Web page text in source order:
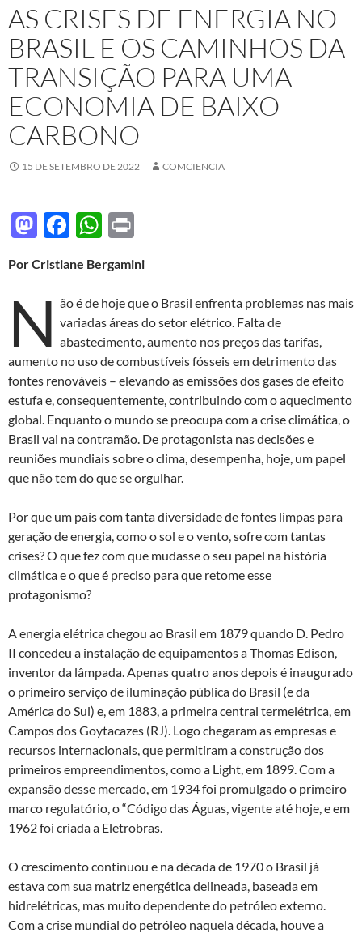
AS CRISES DE ENERGIA NO
BRASIL E OS CAMINHOS DA
TRANSIÇÃO PARA UMA
ECONOMIA DE BAIXO
CARBONO
15 DE SETEMBRO DE 2022 COMCIENCIA
M
to
d
o
n
F
e
b
o
o
k
W
at
s
A
p
p
nt
Por Cristiane Bergamini
N ão é de hoje que o Brasil enfrenta problemas nas mais
variadas áreas do setor elétrico. Falta de
abastecimento, aumento nos preços das tarifas,
aumento no uso de combustíveis fósseis em detrimento das
fontes renováveis – elevando as emissões dos gases de efeito
estufa e, consequentemente, contribuindo com o aquecimento
global. Enquanto o mundo se preocupa com a crise climática, o
Brasil vai na contramão. De protagonista nas decisões e
reuniões mundiais sobre o clima, desempenha, hoje, um papel
que não tem do que se orgulhar.
Por que um país com tanta diversidade de fontes limpas para
geração de energia, como o sol e o vento, sofre com tantas
crises? O que fez com que mudasse o seu papel na história
climática e o que é preciso para que retome esse
protagonismo?
A energia elétrica chegou ao Brasil em 1879 quando D. Pedro
II concedeu a instalação de equipamentos a Thomas Edison,
inventor da lâmpada. Apenas quatro anos depois é inaugurado
o primeiro serviço de iluminação pública do Brasil (e da
América do Sul) e, em 1883, a primeira central termelétrica, em
Campos dos Goytacazes (RJ). Logo chegaram as empresas e
recursos internacionais, que permitiram a construção dos
primeiros empreendimentos, como a Light, em 1899. Com a
expansão desse mercado, em 1934 foi promulgado o primeiro
marco regulatório, o “Código das Águas, vigente até hoje, e em
1962 foi criada a Eletrobras.
O crescimento continuou e na década de 1970 o Brasil já
estava com sua matriz energética delineada, baseada em
hidrelétricas, mas muito dependente do petróleo externo.
Com a crise mundial do petróleo naquela década, houve a